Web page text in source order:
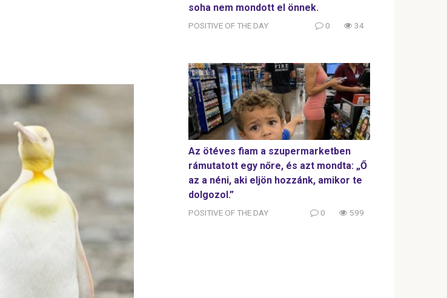
soha nem mondott el önnek.
POSITIVE OF THE DAY 0 34
Az ötéves fiam a szupermarketben
rámutatott egy nőre, és azt mondta: „Ő
az a néni, aki eljön hozzánk, amikor te
dolgozol.”
POSITIVE OF THE DAY 0 599